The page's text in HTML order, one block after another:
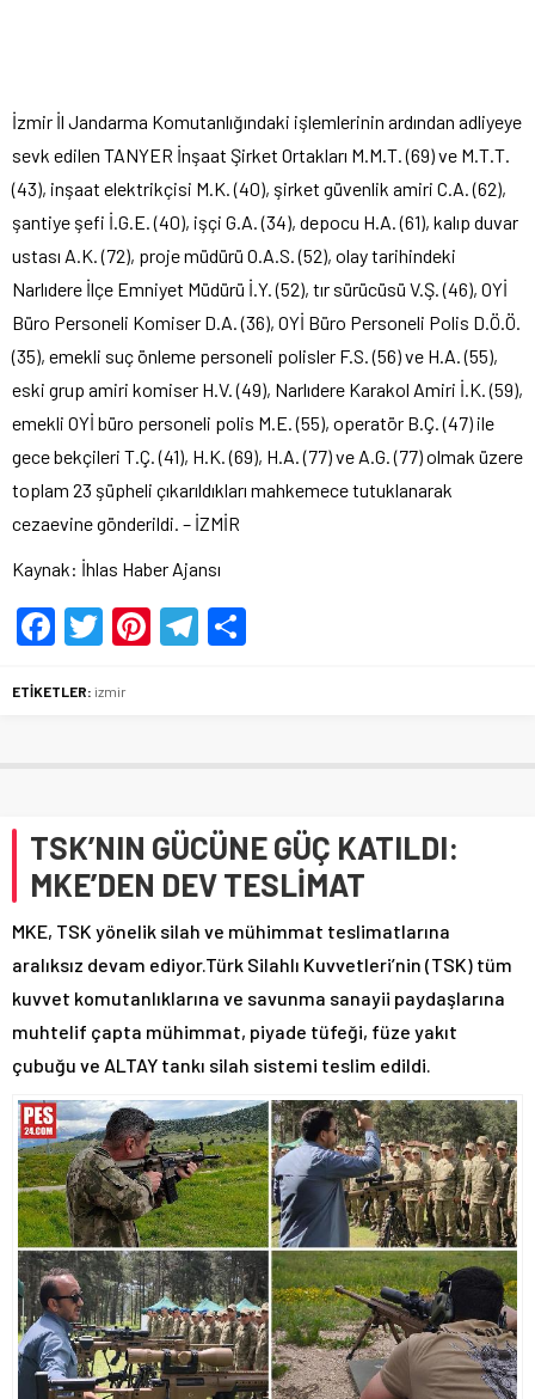
İzmir İl Jandarma Komutanlığındaki işlemlerinin ardından adliyeye
sevk edilen TANYER İnşaat Şirket Ortakları M.M.T. (69) ve M.T.T.
(43), inşaat elektrikçisi M.K. (40), şirket güvenlik amiri C.A. (62),
şantiye şefi İ.G.E. (40), işçi G.A. (34), depocu H.A. (61), kalıp duvar
ustası A.K. (72), proje müdürü O.A.S. (52), olay tarihindeki
Narlıdere İlçe Emniyet Müdürü İ.Y. (52), tır sürücüsü V.Ş. (46), OYİ
Büro Personeli Komiser D.A. (36), OYİ Büro Personeli Polis D.Ö.Ö.
(35), emekli suç önleme personeli polisler F.S. (56) ve H.A. (55),
eski grup amiri komiser H.V. (49), Narlıdere Karakol Amiri İ.K. (59),
emekli OYİ büro personeli polis M.E. (55), operatör B.Ç. (47) ile
gece bekçileri T.Ç. (41), H.K. (69), H.A. (77) ve A.G. (77) olmak üzere
toplam 23 şüpheli çıkarıldıkları mahkemece tutuklanarak
cezaevine gönderildi. – İZMİR
Kaynak: İhlas Haber Ajansı
Facebook
Twitter
Pinterest
Telegram
ETİKETLER: izmir
TSK’NIN GÜCÜNE GÜÇ KATILDI:
MKE’DEN DEV TESLİMAT
MKE, TSK yönelik silah ve mühimmat teslimatlarına
aralıksız devam ediyor.Türk Silahlı Kuvvetleri’nin (TSK) tüm
kuvvet komutanlıklarına ve savunma sanayii paydaşlarına
muhtelif çapta mühimmat, piyade tüfeği, füze yakıt
çubuğu ve ALTAY tankı silah sistemi teslim edildi.